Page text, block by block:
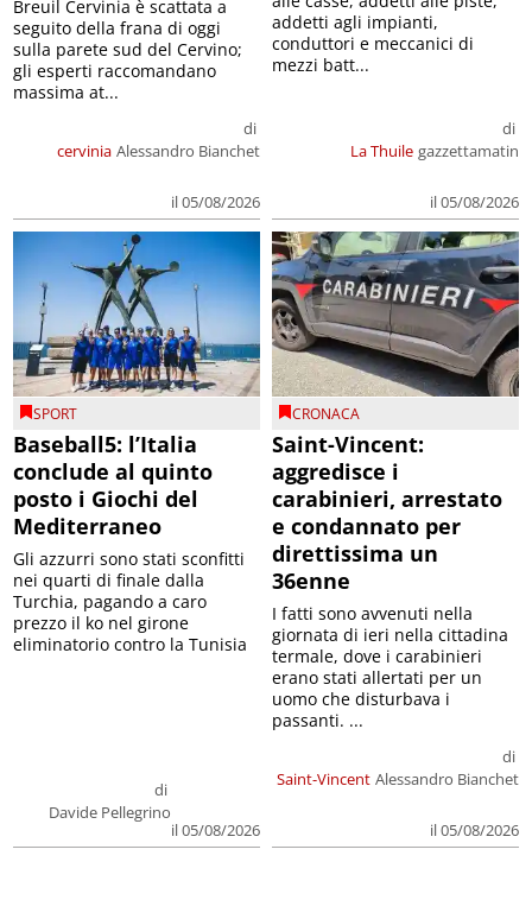
cervinia
di
Alessandro Bianchet
il 05/08/2026
Breuil Cervinia è scattata a
seguito della frana di oggi
sulla parete sud del Cervino;
gli esperti raccomandano
massima at...
La Thuile
di
gazzettamatin
il 05/08/2026
addetti agli impianti,
conduttori e meccanici di
mezzi batt...
SPORT
Baseball5: l’Italia
conclude al quinto
posto i Giochi del
Mediterraneo
di
Davide Pellegrino
il 05/08/2026
Gli azzurri sono stati sconfitti
nei quarti di finale dalla
Turchia, pagando a caro
prezzo il ko nel girone
eliminatorio contro la Tunisia
CRONACA
Saint-Vincent:
aggredisce i
carabinieri, arrestato
e condannato per
direttissima un
36enne
Saint-Vincent
di
Alessandro Bianchet
il 05/08/2026
I fatti sono avvenuti nella
giornata di ieri nella cittadina
termale, dove i carabinieri
erano stati allertati per un
uomo che disturbava i
passanti. ...